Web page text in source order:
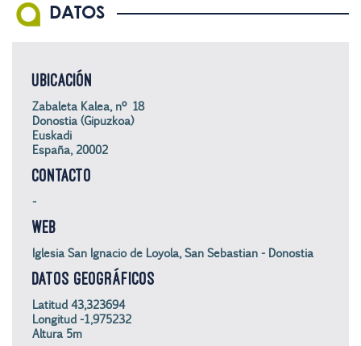
DATOS
UBICACIÓN
Zabaleta Kalea, nº 18
Donostia (Gipuzkoa)
Euskadi
España, 20002
CONTACTO
-
WEB
Iglesia San Ignacio de Loyola, San Sebastian - Donostia
DATOS GEOGRÁFICOS
Latitud 43,323694
Longitud -1,975232
Altura 5m